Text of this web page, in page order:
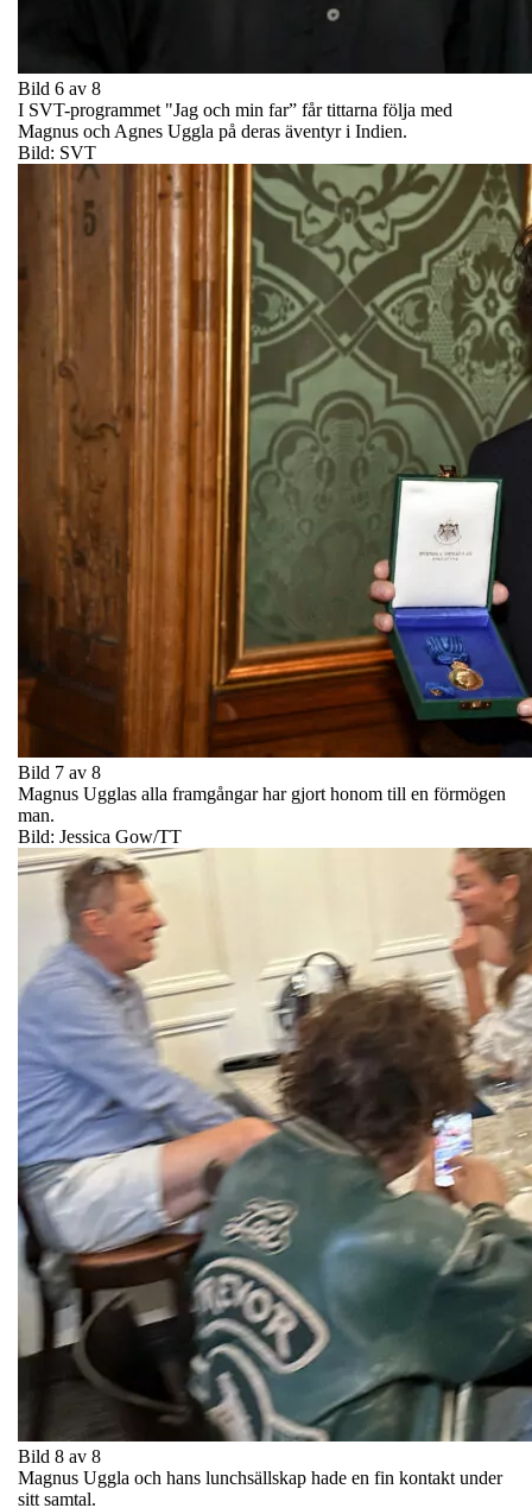
Bild 6 av 8
I SVT-programmet "Jag och min far” får tittarna följa med
Magnus och Agnes Uggla på deras äventyr i Indien.
Bild: SVT
Bild 7 av 8
Magnus Ugglas alla framgångar har gjort honom till en förmögen
man.
Bild: Jessica Gow/TT
Bild 8 av 8
Magnus Uggla och hans lunchsällskap hade en fin kontakt under
sitt samtal.